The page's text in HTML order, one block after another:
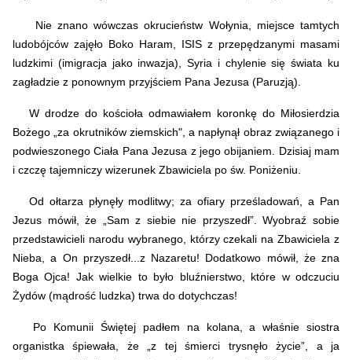
Nie znano wówczas okrucieństw Wołynia, miejsce tamtych
ludobójców zajęło Boko Haram, ISIS z przepędzanymi masami
ludzkimi (imigracja jako inwazja), Syria i chylenie się świata ku
zagładzie z ponownym przyjściem Pana Jezusa (Paruzją).
W drodze do kościoła odmawiałem koronkę do Miłosierdzia
Bożego „za okrutników ziemskich", a napłynął obraz związanego i
podwieszonego Ciała Pana Jezusa z jego obijaniem. Dzisiaj mam
i czczę tajemniczy wizerunek Zbawiciela po św. Poniżeniu.
Od ołtarza płynęły modlitwy; za ofiary prześladowań, a Pan
Jezus mówił, że „Sam z siebie nie przyszedł”. Wyobraź sobie
przedstawicieli narodu wybranego, którzy czekali na Zbawiciela z
Nieba, a On przyszedł...z Nazaretu! Dodatkowo mówił, że zna
Boga Ojca! Jak wielkie to było bluźnierstwo, które w odczuciu
Żydów (mądrość ludzka) trwa do dotychczas!
Po Komunii Świętej padłem na kolana, a właśnie siostra
organistka śpiewała, że „z tej śmierci trysnęło życie”, a ja